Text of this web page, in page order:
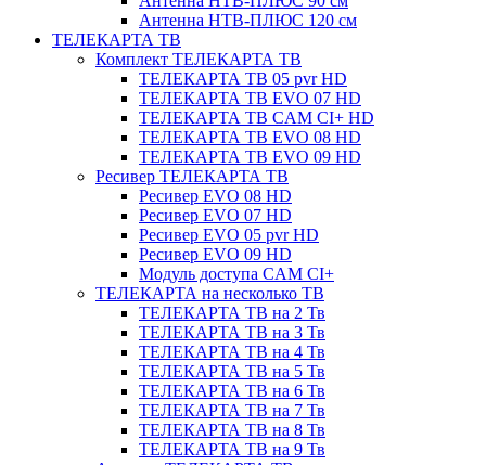
Антенна НТВ-ПЛЮС 120 см
ТЕЛЕКАРТА ТВ
Комплект ТЕЛЕКАРТА ТВ
ТЕЛЕКАРТА ТВ 05 pvr HD
ТЕЛЕКАРТА ТВ EVO 07 HD
ТЕЛЕКАРТА ТВ CAM CI+ HD
ТЕЛЕКАРТА ТВ EVO 08 HD
ТЕЛЕКАРТА ТВ EVO 09 HD
Ресивер ТЕЛЕКАРТА ТВ
Ресивер EVO 08 HD
Ресивер EVO 07 HD
Ресивер EVO 05 pvr HD
Ресивер EVO 09 HD
Модуль доступа CAM CI+
ТЕЛЕКАРТА на несколько ТВ
ТЕЛЕКАРТА ТВ на 2 Тв
ТЕЛЕКАРТА ТВ на 3 Тв
ТЕЛЕКАРТА ТВ на 4 Тв
ТЕЛЕКАРТА ТВ на 5 Тв
ТЕЛЕКАРТА ТВ на 6 Тв
ТЕЛЕКАРТА ТВ на 7 Тв
ТЕЛЕКАРТА ТВ на 8 Тв
ТЕЛЕКАРТА ТВ на 9 Тв